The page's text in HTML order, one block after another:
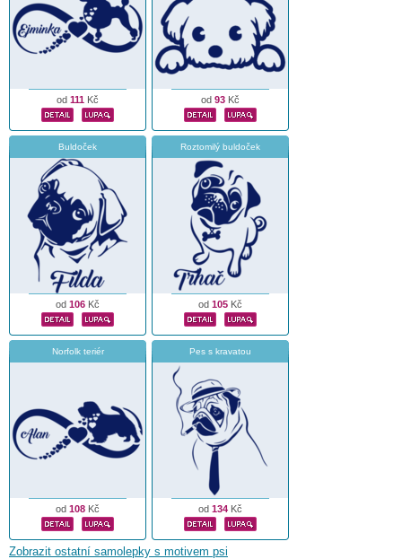
od 111 Kč od 93 Kč
Buldoček
od 106 Kč
Roztomilý buldoček
od 105 Kč
Norfolk teriér
od 108 Kč
Pes s kravatou
od 134 Kč
Zobrazit ostatní samolepky s motivem psi